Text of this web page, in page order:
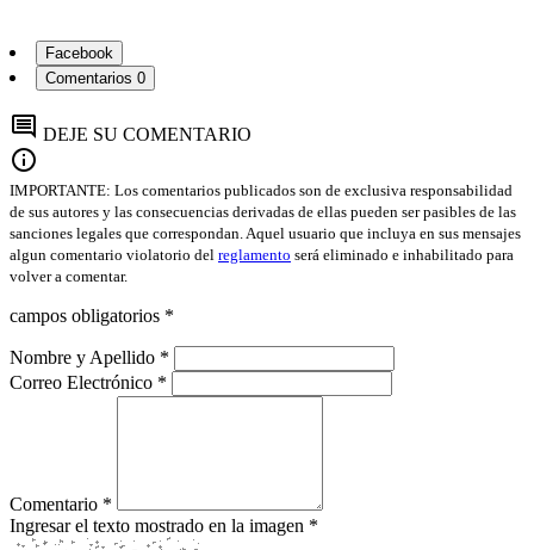
Facebook
Comentarios 0
comment DEJE SU COMENTARIO
info
IMPORTANTE: Los comentarios publicados son de exclusiva responsabilidad
de sus autores y las consecuencias derivadas de ellas pueden ser pasibles de las
sanciones legales que correspondan. Aquel usuario que incluya en sus mensajes
algun comentario violatorio del reglamento será eliminado e inhabilitado para
volver a comentar.
campos obligatorios *
Nombre y Apellido *
Correo Electrónico *
Comentario *
Ingresar el texto mostrado en la imagen *